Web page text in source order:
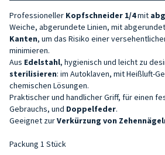
Professioneller Kopfschneider 1/4mit
Weiche, abgerundete Linien, mit
Kanten, um das Risiko einer
minimieren.
Aus Edelstahl, hygienisch und leicht zu
sterilisieren: im Autoklaven, mit Heißluft-
chemischen Lösungen.
Praktischer und handlicher Griff, für einen
Gebrauchs, und Doppelfeder.
Geeignet zurVerkürzung von
Packung 1 Stück